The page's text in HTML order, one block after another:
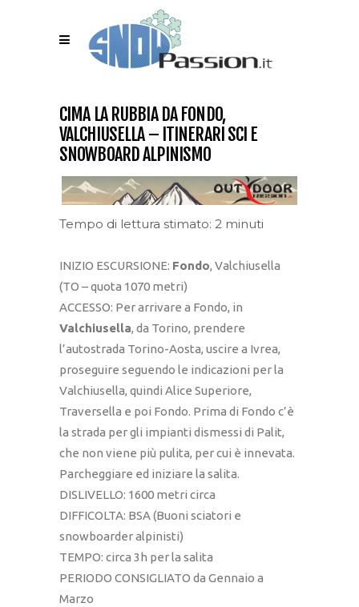
CIMA LA RUBBIA DA FONDO,
VALCHIUSELLA – ITINERARI SCI E
SNOWBOARD ALPINISMO
Tempo di lettura stimato: 2 minuti
INIZIO ESCURSIONE: Fondo, Valchiusella
(TO – quota 1070 metri)
ACCESSO: Per arrivare a Fondo, in
Valchiusella, da Torino, prendere
l’autostrada Torino-Aosta, uscire a Ivrea,
proseguire seguendo le indicazioni per la
Valchiusella, quindi Alice Superiore,
Traversella e poi Fondo. Prima di Fondo c’è
la strada per gli impianti dismessi di Palit,
che non viene più pulita, per cui è innevata.
Parcheggiare ed iniziare la salita.
DISLIVELLO: 1600 metri circa
DIFFICOLTA: BSA (Buoni sciatori e
snowboarder alpinisti)
TEMPO: circa 3h per la salita
PERIODO CONSIGLIATO da Gennaio a
Marzo